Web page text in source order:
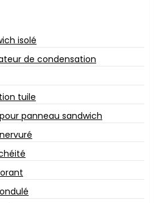
isolé
de condensation
tuile
panneau sandwich